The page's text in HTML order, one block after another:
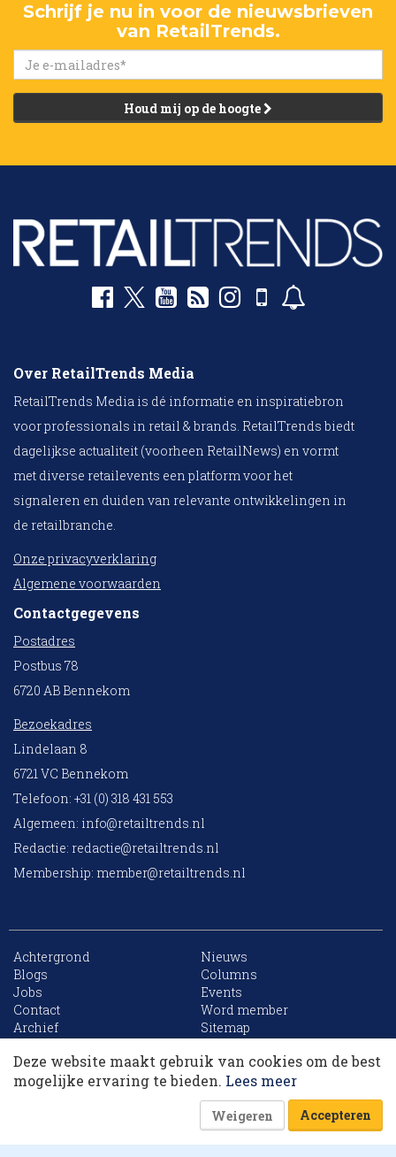
Schrijf je nu in voor de nieuwsbrieven
van RetailTrends.
Houd mij op de hoogte
Over RetailTrends Media
RetailTrends Media is dé informatie en inspiratiebron
voor professionals in retail & brands. RetailTrends biedt
dagelijkse actualiteit (voorheen RetailNews) en vormt
met diverse retailevents een platform voor het
signaleren en duiden van relevante ontwikkelingen in
de retailbranche.
Onze privacyverklaring
Algemene voorwaarden
Contactgegevens
Postadres
Postbus 78
6720 AB Bennekom
Bezoekadres
Lindelaan 8
6721 VC Bennekom
Telefoon: +31 (0) 318 431 553
Algemeen: info@retailtrends.nl
Redactie: redactie@retailtrends.nl
Membership: member@retailtrends.nl
Achtergrond
Nieuws
Blogs
Columns
Jobs
Events
Contact
Word member
Archief
Sitemap
Website is powered by
Deze website maakt gebruik van cookies om de best
mogelijke ervaring te bieden. Lees meer
Weigeren Accepteren
Korting op events